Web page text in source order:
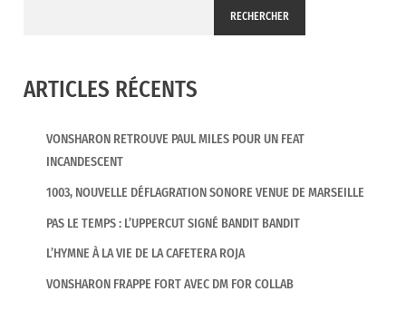
RECHERCHER
ARTICLES RÉCENTS
VONSHARON RETROUVE PAUL MILES POUR UN FEAT
INCANDESCENT
1003, NOUVELLE DÉFLAGRATION SONORE VENUE DE MARSEILLE
PAS LE TEMPS : L’UPPERCUT SIGNÉ BANDIT BANDIT
L’HYMNE À LA VIE DE LA CAFETERA ROJA
VONSHARON FRAPPE FORT AVEC DM FOR COLLAB